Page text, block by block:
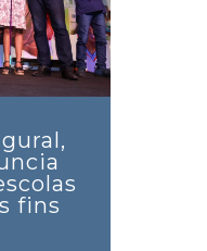
fins